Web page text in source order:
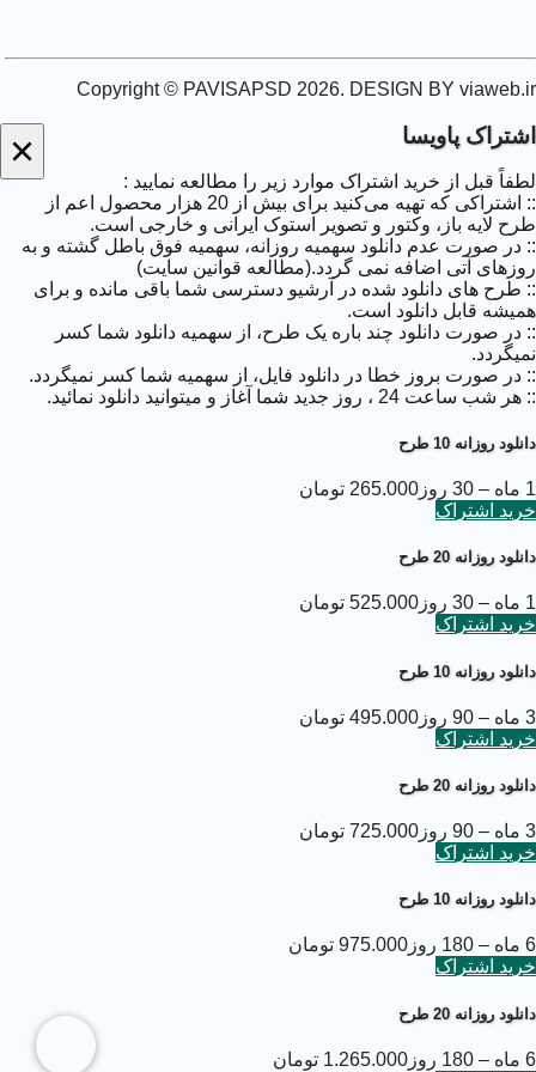
باز بنر دفتر ثبت اسناد رسمی.
را همیشه از پاویسا تهیه کنید.
رسمیپاویسا همیشه مطمئن باشید.
دانلود طرح لایه باز بنر دفتر ثبت اسناد رسمی
شیک ترین و متنوع ترین دانلود طرح لایه باز بنر دفتر ثبت اسناد
رسمی را همیشه از پاویسا تهیه کنید.
از بابت کیفیت و تنوع مجموعهدانلود طرح لایه باز بنر دفتر ثبت
اسناد رسمی پاویسا همیشه مطمئن باشید.
کسب اطمینان و رضایت با خرید از مجموعهدانلود طرح لایه باز
بنر دفتر ثبت اسناد رسمی
Copyright © PAVISAPSD 2026. DESIGN BY viaweb.ir
× اشتراک پاویسا
لطفاً قبل از خرید اشتراک موارد زیر را مطالعه نمایید :
:: اشتراکی که تهیه می‌کنید برای بیش از 20 هزار محصول اعم از
طرح لایه باز، وکتور و تصویر استوک ایرانی و خارجی است.
:: در صورت عدم دانلود سهمیه روزانه، سهمیه فوق باطل گشته و به
روزهای آتی اضافه نمی گردد.(مطالعه قوانین سایت)
:: طرح های دانلود شده در آرشیو دسترسی شما باقی مانده و برای
همیشه قابل دانلود است.
:: در صورت دانلود چند باره یک طرح، از سهمیه دانلود شما کسر
نمیگردد.
:: در صورت بروز خطا در دانلود فایل، از سهمیه شما کسر نمیگردد.
:: هر شب ساعت 24 ،‌ روز جدید شما آغاز و میتوانید دانلود نمائید.
دانلود روزانه 10 طرح
1 ماه – 30 روز
265.000 تومان
خرید اشتراک
دانلود روزانه 20 طرح
1 ماه – 30 روز
525.000 تومان
خرید اشتراک
دانلود روزانه 10 طرح
3 ماه – 90 روز
495.000 تومان
خرید اشتراک
دانلود روزانه 20 طرح
3 ماه – 90 روز
725.000 تومان
خرید اشتراک
دانلود روزانه 10 طرح
6 ماه – 180 روز
975.000 تومان
خرید اشتراک
دانلود روزانه 20 طرح
6 ماه – 180 روز
1.265.000 تومان